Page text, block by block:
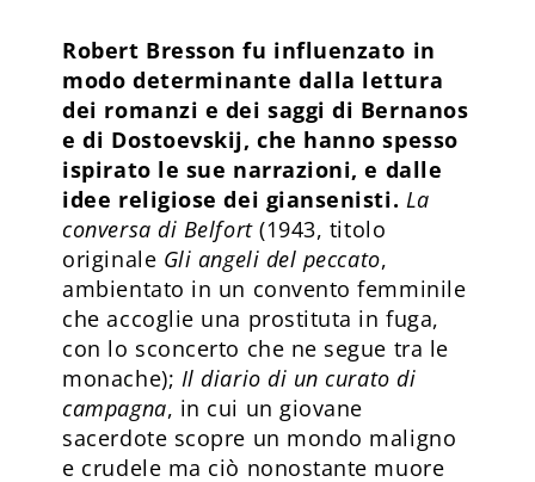
Robert Bresson fu influenzato in
modo determinante dalla lettura
dei romanzi e dei saggi di Bernanos
e di Dostoevskij, che hanno spesso
ispirato le sue narrazioni, e dalle
idee religiose dei giansenisti. La
conversa di Belfort(1943, titolo
originale Gli angeli del peccato,
ambientato in un convento femminile
che accoglie una prostituta in fuga,
con lo sconcerto che ne segue tra le
monache); Il diario di un curato di
campagna, in cui un giovane
sacerdote scopre un mondo maligno
e crudele ma ciò nonostante muore